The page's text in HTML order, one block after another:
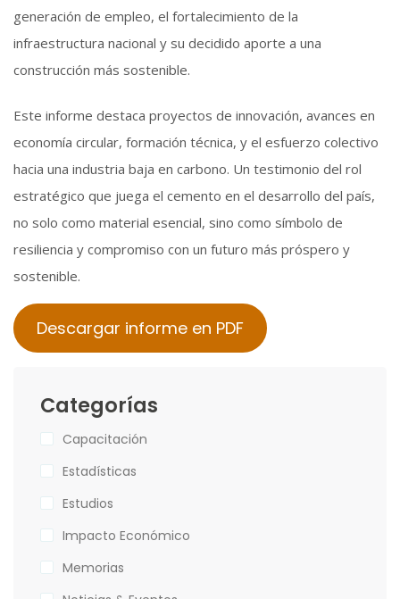
generación de empleo, el fortalecimiento de la
infraestructura nacional y su decidido aporte a una
construcción más sostenible.
Este informe destaca proyectos de innovación, avances en
economía circular, formación técnica, y el esfuerzo colectivo
hacia una industria baja en carbono. Un testimonio del rol
estratégico que juega el cemento en el desarrollo del país,
no solo como material esencial, sino como símbolo de
resiliencia y compromiso con un futuro más próspero y
sostenible.
Descargar informe en PDF
Categorías
Capacitación
Estadísticas
Estudios
Impacto Económico
Memorias